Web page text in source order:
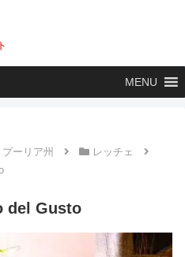
MENU
プーリア州
レッチェ
del Gusto